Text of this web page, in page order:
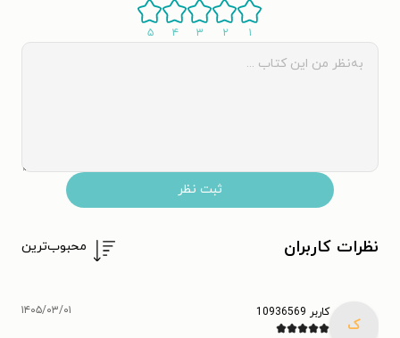
۱ ۲ ۳ ۴ ۵
ثبت نظر
نظرات کاربران محبوب‌ترین
ک
کاربر 10936569 ۱۴۰۵/۰۳/۰۱